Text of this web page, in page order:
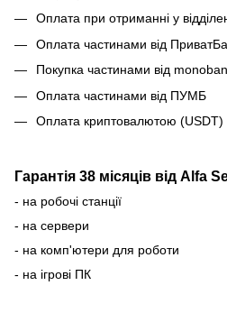
Оплата при отриманні у
Оплата частинами від
Покупка частинами від
Оплата частинами від ПУМБ
Оплата криптовалютою (USDT)
Гарантія 38 місяців від Alfa
- на робочі станції
- на сервери
- на комп'ютери для роботи
- на ігрові ПК